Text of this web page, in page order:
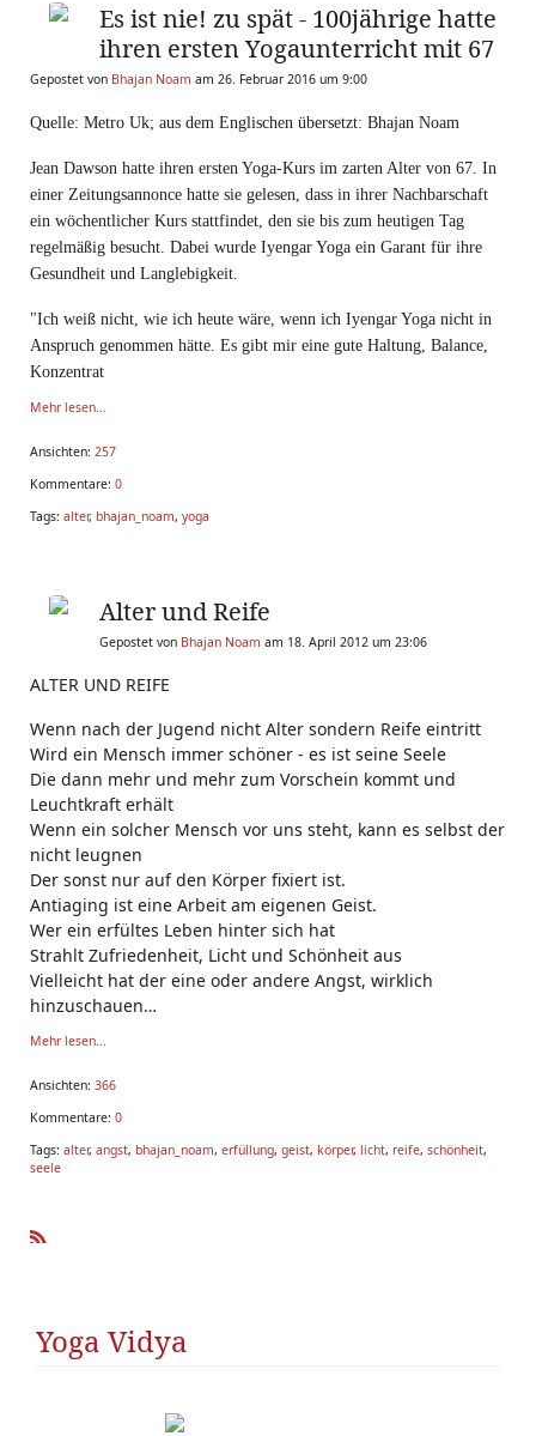
Es ist nie! zu spät - 100jährige hatte
ihren ersten Yogaunterricht mit 67
Gepostet von Bhajan Noam am 26. Februar 2016 um 9:00
Quelle: Metro Uk; aus dem Englischen übersetzt: Bhajan Noam
Jean Dawson hatte ihren ersten Yoga-Kurs im zarten Alter von 67. In
einer Zeitungsannonce hatte sie gelesen, dass in ihrer Nachbarschaft
ein wöchentlicher Kurs stattfindet, den sie bis zum heutigen Tag
regelmäßig besucht. Dabei wurde Iyengar Yoga ein Garant für ihre
Gesundheit und Langlebigkeit.
"Ich weiß nicht, wie ich heute wäre, wenn ich Iyengar Yoga nicht in
Anspruch genommen hätte. Es gibt mir eine gute Haltung, Balance,
Konzentrat
Mehr lesen...
Ansichten: 257
Kommentare: 0
Tags: alter, bhajan_noam, yoga
Alter und Reife
Gepostet von Bhajan Noam am 18. April 2012 um 23:06
ALTER UND REIFE
Wenn nach der Jugend nicht Alter sondern Reife eintritt
Wird ein Mensch immer schöner - es ist seine Seele
Die dann mehr und mehr zum Vorschein kommt und
Leuchtkraft erhält
Wenn ein solcher Mensch vor uns steht, kann es selbst der
nicht leugnen
Der sonst nur auf den Körper fixiert ist.
Antiaging ist eine Arbeit am eigenen Geist.
Wer ein erfültes Leben hinter sich hat
Strahlt Zufriedenheit, Licht und Schönheit aus
Vielleicht hat der eine oder andere Angst, wirklich
hinzuschauen
Mehr lesen...
Ansichten: 366
Kommentare: 0
Tags: alter, angst, bhajan_noam, erfüllung, geist, körper, licht, reife, schönheit,
seele
Yoga Vidya